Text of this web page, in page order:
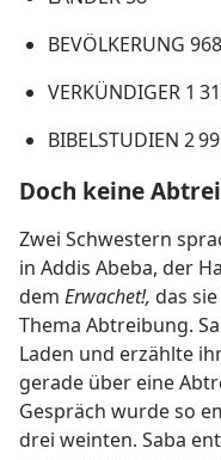
BEVÖLKERUNG
VERKÜNDIGER 1
BIBELSTUDIEN 2
Doch keine
Zwei Schwestern
in Addis Abeba, der
dem Erwachet!, das
Thema Abtreibung.
Laden und erzählte
gerade über eine
Gespräch wurde so
drei weinten. Saba